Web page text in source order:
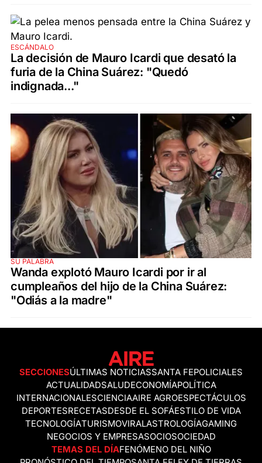
ESCÁNDALO
La decisión de Mauro Icardi que desató la
furia de la China Suárez: "Quedó
indignada..."
SU PALABRA
Wanda explotó Mauro Icardi por ir al
cumpleaños del hijo de la China Suárez:
"Odiás a la madre"
SECCIONESÚLTIMAS NOTICIASSANTA FEPOLICIALES
ACTUALIDADSALUDECONOMÍAPOLÍTICA
INTERNACIONALESCIENCIAAIRE AGROESPECTÁCULOS
DEPORTESRECETASDESDE EL SOFÁESTILO DE VIDA
TECNOLOGÍATURISMOVIRALASTROLOGÍAGAMING
NEGOCIOS Y EMPRESASOCIOSOCIEDAD
TEMAS DEL DÍAFENÓMENO DEL NIÑO